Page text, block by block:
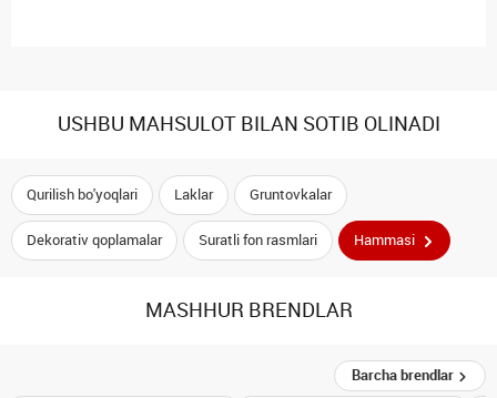
USHBU MAHSULOT BILAN SOTIB OLINADI
Qurilish bo'yoqlari Laklar Gruntovkalar
Dekorativ qoplamalar Suratli fon rasmlari Hammasi
MASHHUR BRENDLAR
Barcha brendlar